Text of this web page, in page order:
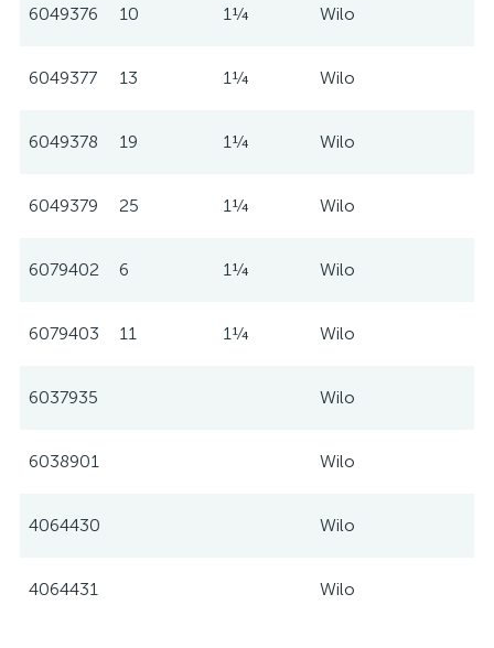
6049376 10 1¼ Wilo
6049377 13 1¼ Wilo
6049378 19 1¼ Wilo
6049379 25 1¼ Wilo
6079402 6 1¼ Wilo
6079403 11 1¼ Wilo
6037935 Wilo
6038901 Wilo
4064430 Wilo
4064431 Wilo